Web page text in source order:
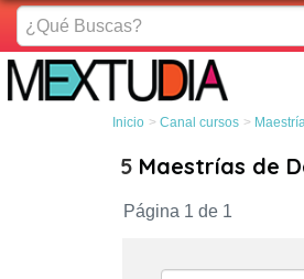
¿Qué
Buscas?
Inicio Canal cursos
5 Maestrías de
Página 1 de 1